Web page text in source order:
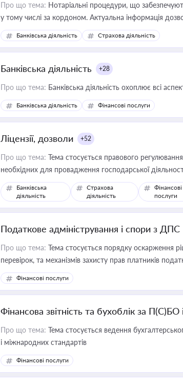
Про що тема: Нотаріальні процедури, що
у тому числі за кордоном. Актуальна інформація
ризиків недійсності та забезпечувати їх належне
Банківська діяльність Страхова діяльність
Банківська діяльність +28
Про що тема: Банківська діяльність охоплює всі
Банківська діяльність Фінансові послуги
Ліцензії, дозволи +52
Про що тема: Тема стосується правового
необхідних для провадження господарської
Банківська
діяльність
Страхова
діяльність
Фінансові
послуги
Податкове адміністрування і спори з ДПС
Про що тема: Тема стосується порядку оскарження
перевірок, та механізмів захисту прав платників
Фінансові послуги
Фінансова звітність та бухоблік за
Про що тема: Тема стосується ведення
і міжнародних стандартів
Фінансові послуги